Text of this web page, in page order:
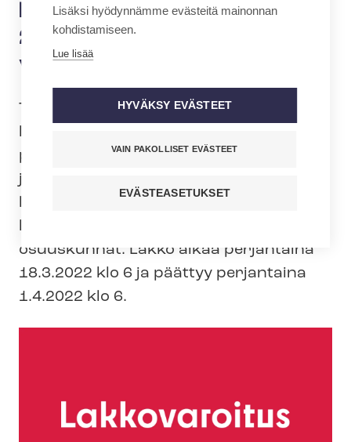
kuuteen sai­raan­hoi­to­pii­riin –
25 000 hoitajaa lakkoon ter­
vey­den­huol­los­sa
Tehy ja SuPer jättivät tänään
lakkovaroituksen kuuteen sai­raan­hoi­to­
pii­riin. Lakko on kahden viikon mittainen
ja se kattaa kuuden sai­raan­hoi­to­pii­rin
lisäksi niiden omistuksessa tai
läheisessä yhteistyössä olevat yhtiöt tai
osuuskunnat. Lakko alkaa perjantaina
18.3.2022 klo 6 ja päättyy perjantaina
1.4.2022 klo 6.
Lisäksi hyödynnämme evästeitä mainonnan
kohdistamiseen.
Lue lisää
HYVÄKSY EVÄSTEET
VAIN PAKOLLISET EVÄSTEET
EVÄSTEASETUKSET